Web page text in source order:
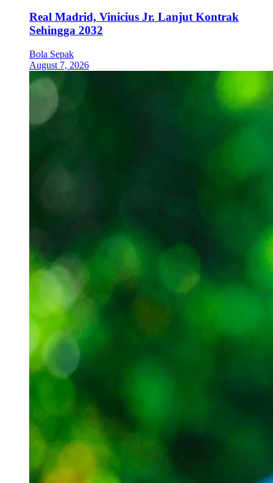
Real Madrid, Vinicius Jr. Lanjut Kontrak
Sehingga 2032
Bola Sepak
August 7, 2026